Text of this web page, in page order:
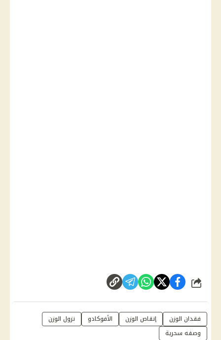
شارك
فقدان الوزن إنقاص الوزن الأفوكادو
نزول الوزن
وصفه سحرية